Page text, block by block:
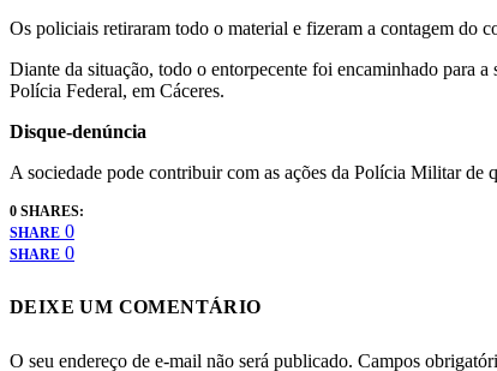
Os policiais retiraram todo o material e fizeram a contagem do
Diante da situação, todo o entorpecente foi encaminhado para
Polícia Federal, em Cáceres.
Disque-denúncia
A sociedade pode contribuir com as ações da Polícia Militar de
0 SHARES:
SHARE 0
SHARE 0
DEIXE UM COMENTÁRIO
O seu endereço de e-mail não será publicado. Campos